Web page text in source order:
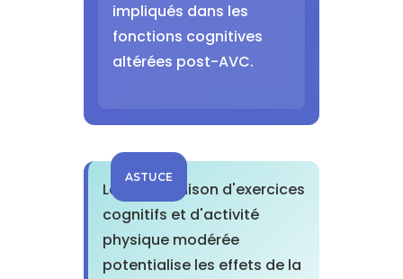
impliqués dans les
fonctions cognitives
altérées post-AVC.
ASTUCE
La combinaison d'exercices
cognitifs et d'activité
physique modérée
potentialise les effets de la